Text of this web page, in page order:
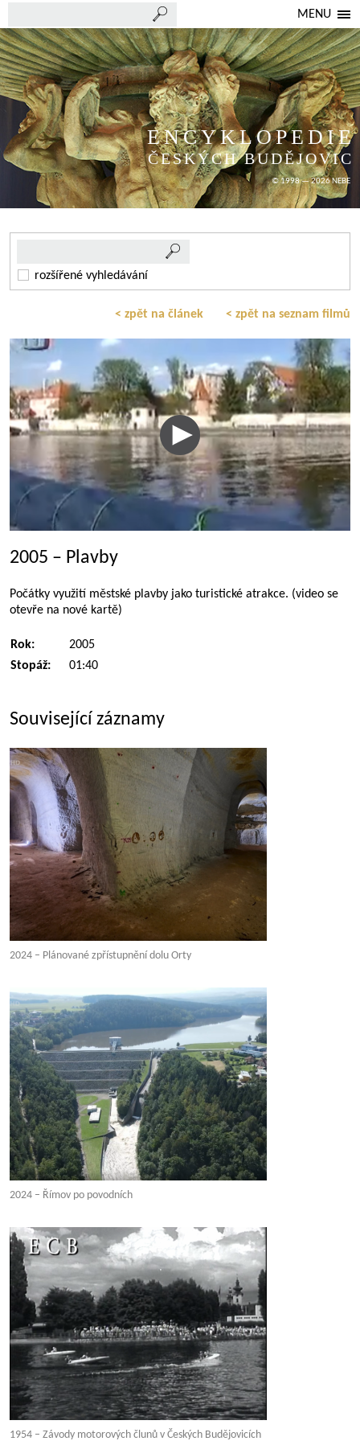
MENU
ENCYKLOPEDIE
ČESKÝCH BUDĚJOVIC
© 1998 — 2026 NEBE
rozšířené vyhledávání
< zpět na článek < zpět na seznam filmů
2005 – Plavby
Počátky využití městské plavby jako turistické atrakce. (video se
otevře na nové kartě)
Rok:
2005
Stopáž:
01:40
Související záznamy
2024 – Plánované zpřístupnění dolu Orty
2024 – Římov po povodních
1954 – Závody motorových člunů v Českých Budějovicích